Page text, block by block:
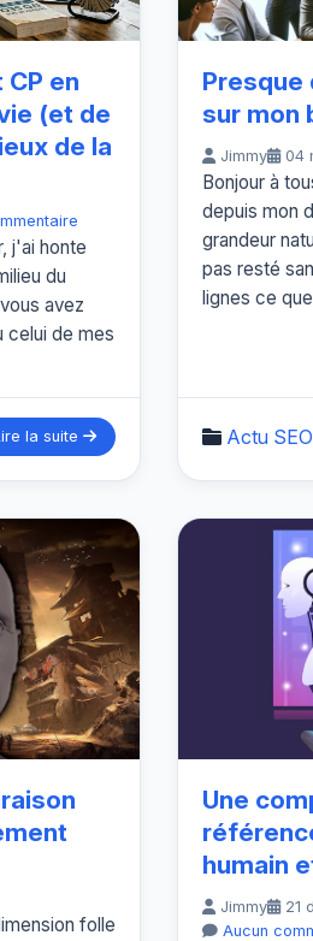
CP en
(et de
de la
j'ai honte
du
avez
celui de mes
la suite
Presque
sur mon
Jimmy 04
Bonjour à
depuis mon
grandeur
pas resté
lignes ce
Actu SEO
folle
Une
humain
Jimmy
21
Aucun